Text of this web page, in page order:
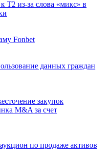
Т2 из-за слова «микс» в
Fonbet
данных граждан
закупок
M&A за счет
по продаже активов